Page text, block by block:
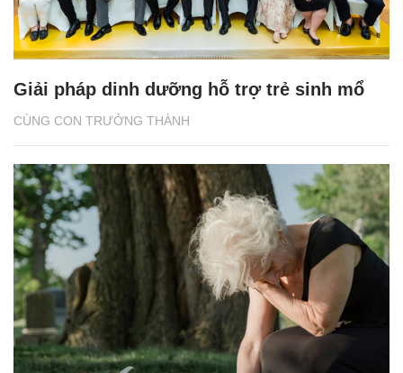
CÙNG CON TRƯỞNG THÀNH
Giải pháp dinh dưỡng hỗ trợ trẻ sinh mổ